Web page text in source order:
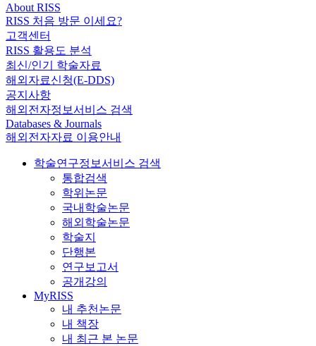
About RISS
RISS 처음 방문 이세요?
고객센터
RISS 활용도 분석
최신/인기 학술자료
해외자료신청(E-DDS)
공지사항
해외전자정보서비스 검색
Databases & Journals
해외전자자료 이용안내
학술연구정보서비스 검색
통합검색
학위논문
국내학술논문
해외학술논문
학술지
단행본
연구보고서
공개강의
MyRISS
내 추천논문
내 책장
내 최근 본 논문